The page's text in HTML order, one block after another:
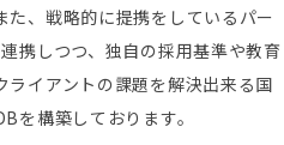
た、戦略的に提携をしているパー
携しつつ、独自の採用基準や教育
ライアントの課題を解決出来る国
を構築しております。